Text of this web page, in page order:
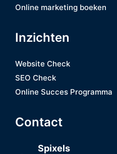
Online marketing boeken
Inzichten
Website Check
SEO Check
Online Succes Programma
Contact
Spixels